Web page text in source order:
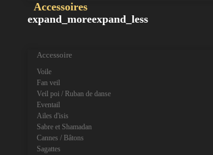
Accessoires
expand_moreexpand_less
Accessoire
Voile
Fan veil
Veil poi / Ruban de danse
Eventail
Ailes d'isis
Sabre et Shamadan
Cannes / Bâtons
Sagattes